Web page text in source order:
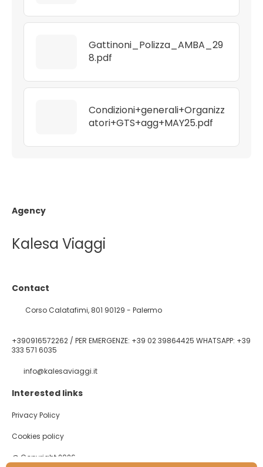
Gattinoni_Polizza_AMBA_29
8.pdf
Condizioni+generali+Organizz
atori+GTS+agg+MAY25.pdf
Agency
Kalesa Viaggi
Contact
Corso Calatafimi, 801 90129 - Palermo
+390916572262 / PER EMERGENZE: +39 02 39864425 WHATSAPP: +39
333 571 6035
info@kalesaviaggi.it
Interested links
Privacy Policy
Cookies policy
@ Copyright 2026